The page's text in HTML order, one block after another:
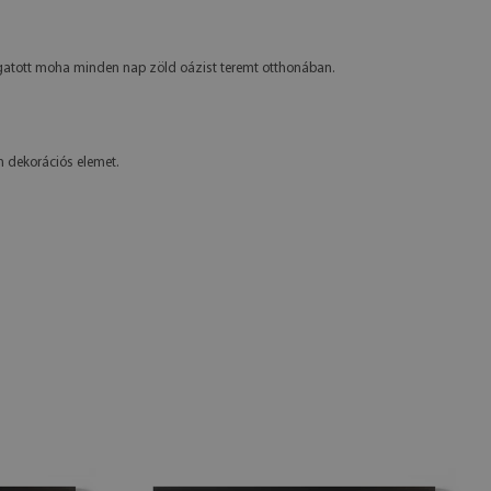
moha minden nap zöld oázist teremt otthonában.
dekorációs elemet.